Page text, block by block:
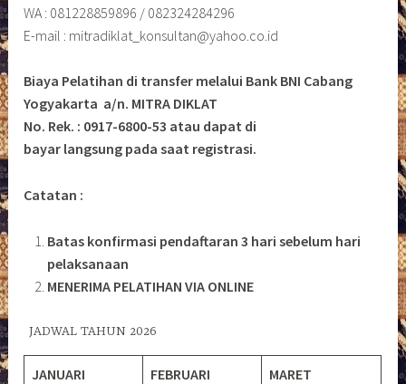
WA : 081228859896 / 082324284296
E-mail : mitradiklat_konsultan@yahoo.co.id
Biaya Pelatihan di transfer melalui Bank BNI Cabang
Yogyakarta a/n. MITRA DIKLAT
No. Rek. : 0917-6800-53 atau dapat di
bayar langsung pada saat registrasi.
Catatan :
Batas konfirmasi pendaftaran 3 hari sebelum hari
pelaksanaan
MENERIMA PELATIHAN VIA ONLINE
JADWAL TAHUN 2026
JANUARI FEBRUARI MARET